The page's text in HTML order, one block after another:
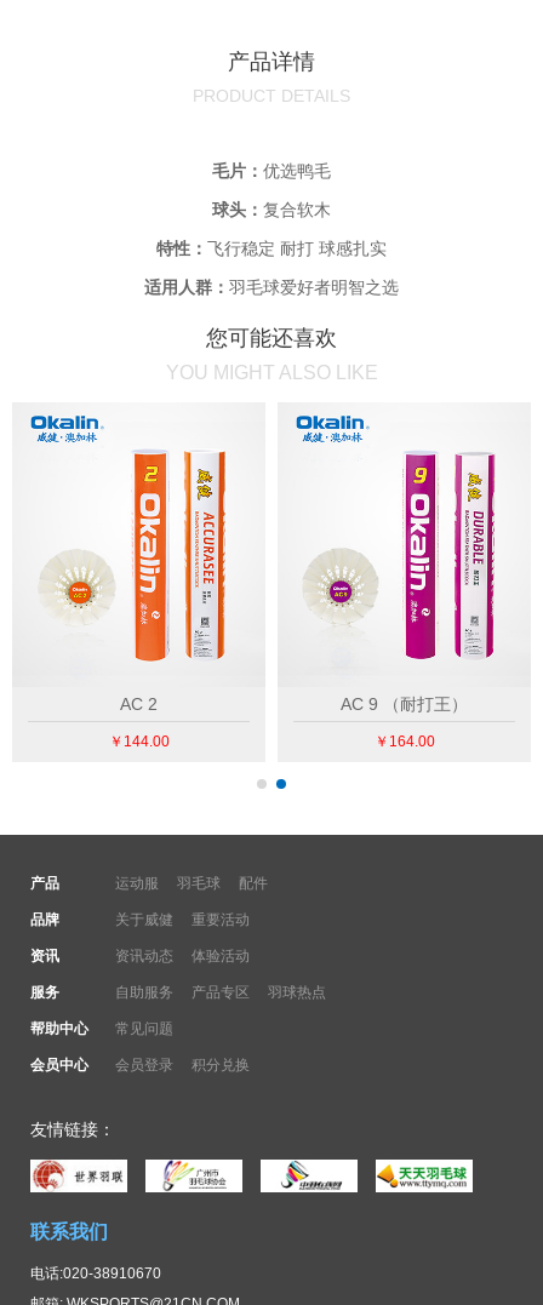
产品详情
PRODUCT DETAILS
毛片： 优选鸭毛
球头： 复合软木
特性： 飞行稳定 耐打 球感扎实
适用人群： 羽毛球爱好者明智之选
您可能还喜欢
YOU MIGHT ALSO LIKE
AC 2
￥144.00
AC 9 （耐打王）
￥164.00
产品 运动服 羽毛球 配件
品牌 关于威健 重要活动
资讯 资讯动态 体验活动
服务 自助服务 产品专区 羽球热点
帮助中心 常见问题
会员中心 会员登录 积分兑换
友情链接：
联系我们
电话:020-38910670